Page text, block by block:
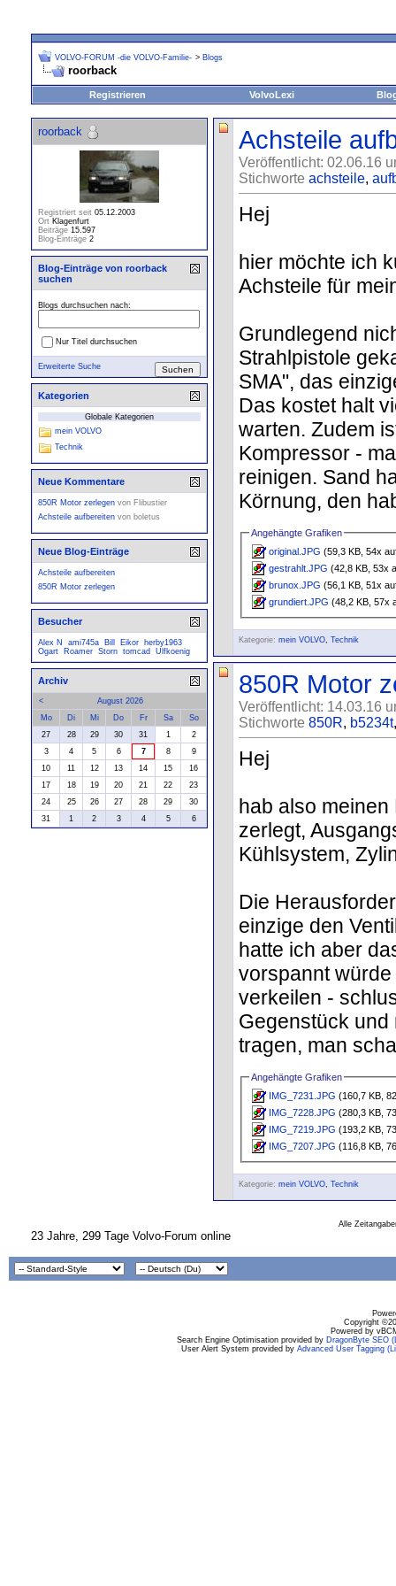
VOLVO-FORUM -die VOLVO-Familie- > Blogs
roorback
Registrieren VolvoLexi
Achsteile
Veröffentlicht: 02.06.16
Stichworte achsteile,
Hej
hier möchte ich
Achsteile für
Grundlegend
Strahlpistole
SMA", das
Das kostet halt
warten. Zudem
Kompressor -
reinigen. Sand
Körnung, den
Angehängte Grafiken
original.JPG (59,3 KB, 54x
gestrahlt.JPG (42,8 KB, 53x
brunox.JPG (56,1 KB, 51x
grundiert.JPG (48,2 KB, 57x
Kategorie: mein VOLVO, Technik
850R Motor
Veröffentlicht: 14.03.16
Stichworte 850R, b5234t
Hej
hab also
zerlegt,
Kühlsystem,
Die
einzige den
hatte ich aber
vorspannt
verkeilen -
Gegenstück
tragen, man
Angehängte Grafiken
IMG_7231.JPG (160,7 KB,
IMG_7228.JPG (280,3 KB,
IMG_7219.JPG (193,2 KB,
IMG_7207.JPG (116,8 KB,
Kategorie: mein VOLVO, Technik
roorback
Registriert seit 05.12.2003
Ort Klagenfurt
Beiträge 15.597
Blog-Einträge 2
Blog-Einträge von roorback
suchen
Blogs durchsuchen nach:
Nur Titel durchsuchen
Erweiterte Suche
Kategorien
Globale Kategorien
mein VOLVO
Technik
Neue Kommentare
850R Motor zerlegen von Flibustier
Achsteile aufbereiten von boletus
Neue Blog-Einträge
Achsteile aufbereiten
850R Motor zerlegen
Besucher
Alex N ami745a Bill Eikor
herby1963
Ogart
Roamer Storn tomcad Ulfkoenig
Archiv
<
August 2026
Mo
Di Mi Do Fr Sa
So
27
28 29 30 31 1
2
3
4 5 6 7 8
9
10
11 12 13 14 15
16
17
18 19 20 21 22
23
24
25 26 27 28 29
30
31
1 2 3 4 5 6
Alle
23 Jahre, 299 Tage Volvo-Forum online
Copyright
Powered by
Search Engine Optimisation provided by DragonByte SEO
User Alert System provided by Advanced User Tagging